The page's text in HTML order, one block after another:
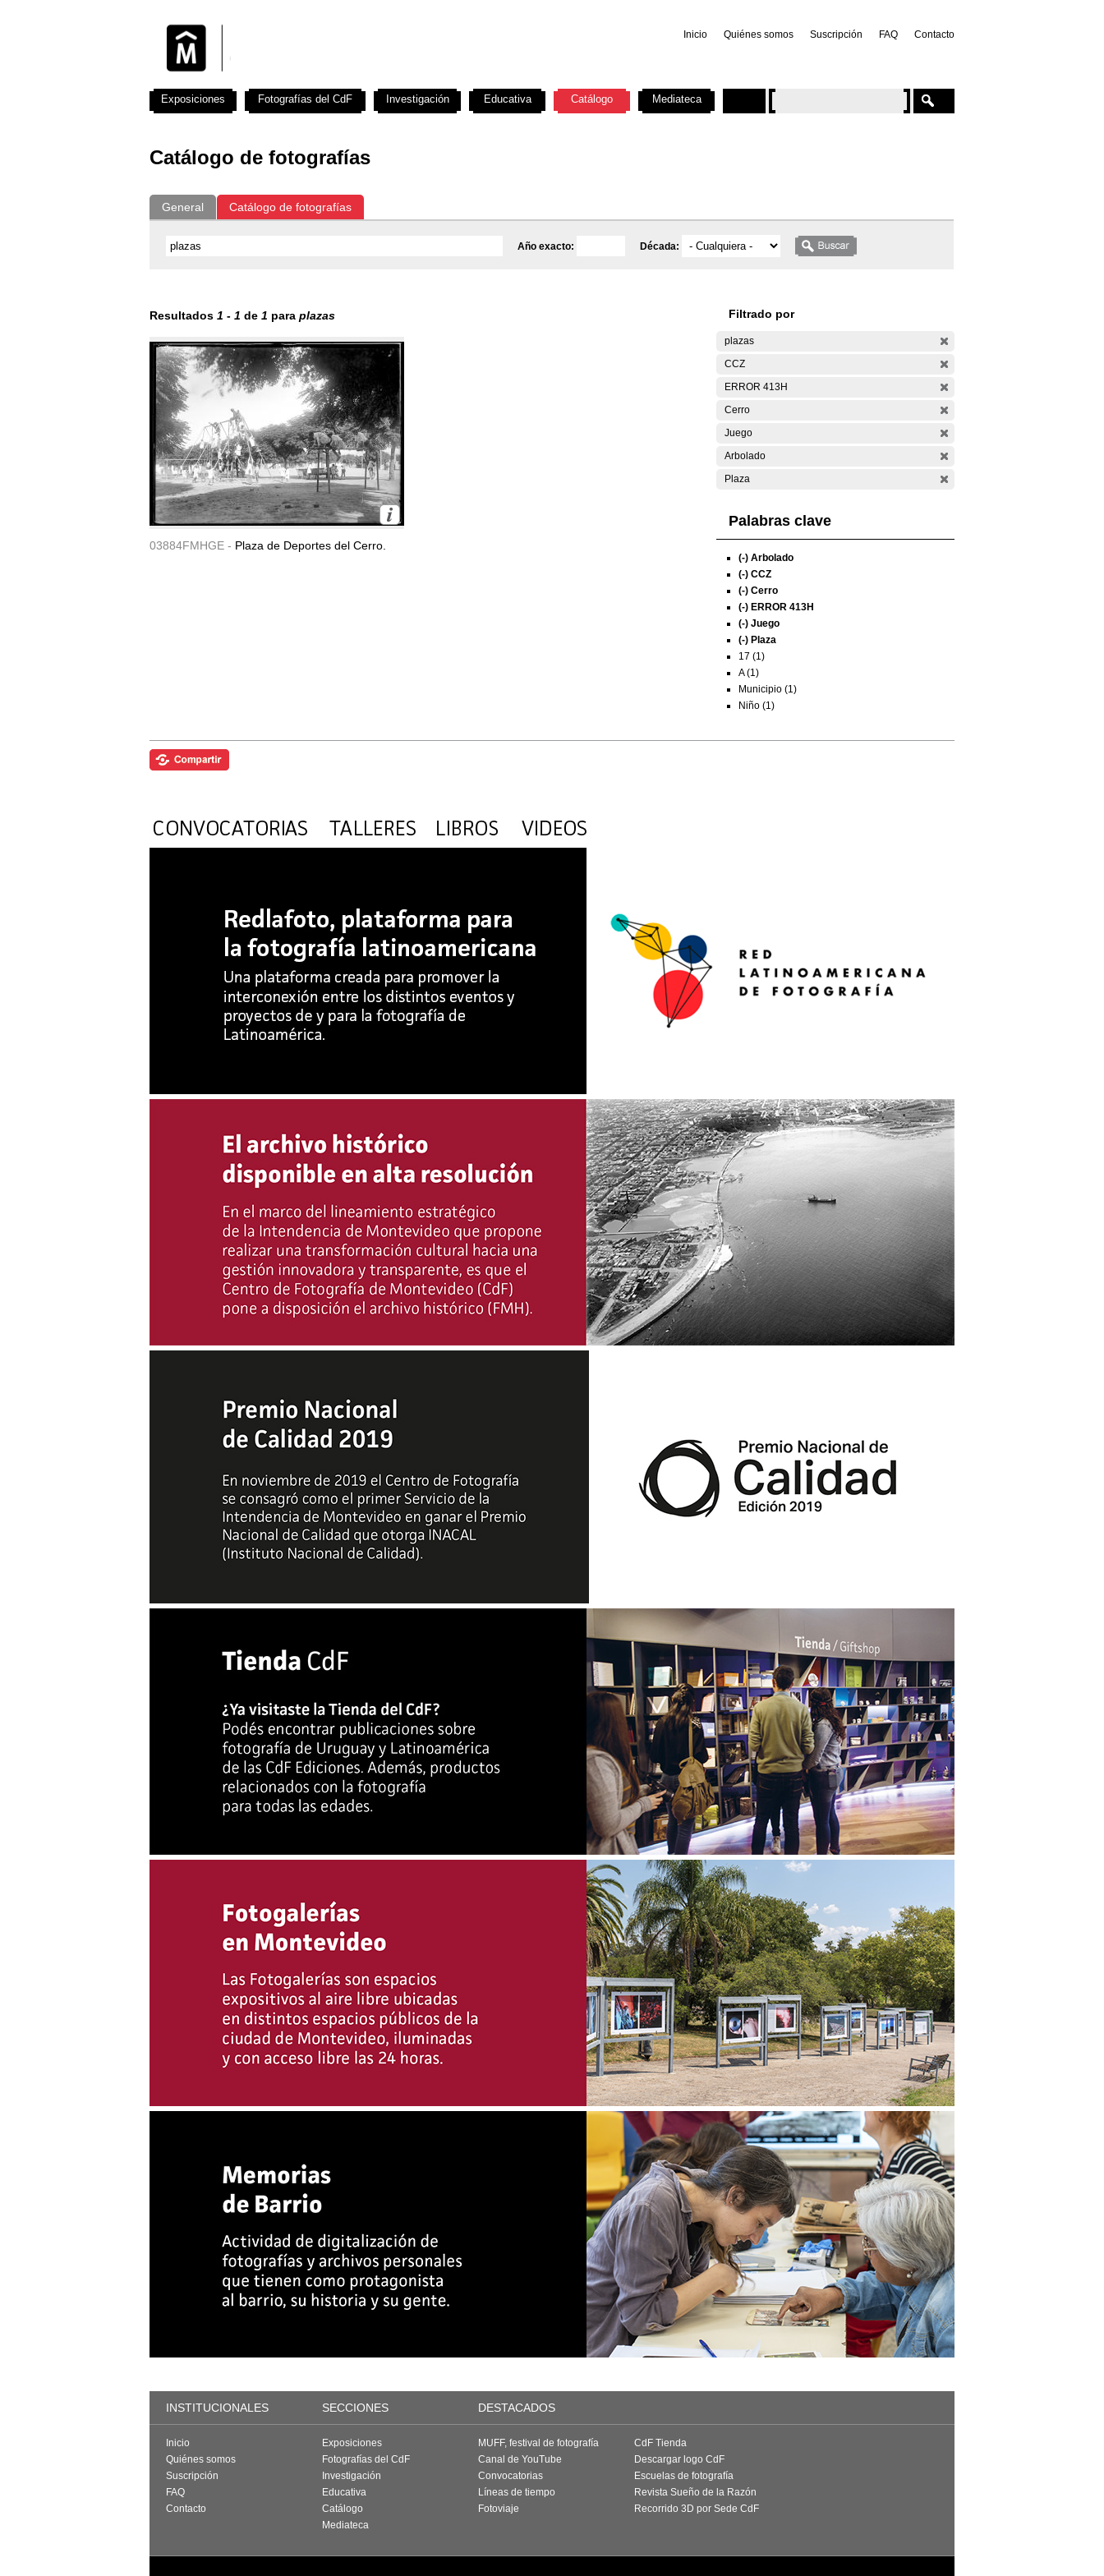
Inicio Quiénes somos Suscripción FAQ Contacto
Catálogo de fotografías
General Catálogo de fotografías
Año exacto: Década:
Resultados 1 - 1 de 1 para plazas
03884FMHGE - Plaza de Deportes del Cerro.
Filtrado por
plazas
CCZ
ERROR 413H
Cerro
Juego
Arbolado
Plaza
Palabras clave
(-) Arbolado
(-) CCZ
(-) Cerro
(-) ERROR 413H
(-) Juego
(-) Plaza
17 (1)
A (1)
Municipio (1)
Niño (1)
Exposiciones Fotografías del CdF Investigación Educativa Catálogo Mediateca
INSTITUCIONALES SECCIONES DESTACADOS
Inicio
Quiénes somos
Suscripción
FAQ
Contacto
Exposiciones
Fotografías del CdF
Investigación
Educativa
Catálogo
Mediateca
MUFF, festival de fotografía
Canal de YouTube
Convocatorias
Líneas de tiempo
Fotoviaje
CdF Tienda
Descargar logo CdF
Escuelas de fotografía
Revista Sueño de la Razón
Recorrido 3D por Sede CdF